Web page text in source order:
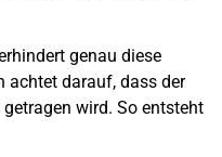
genau diese
achtet darauf, dass der
wird. So entsteht